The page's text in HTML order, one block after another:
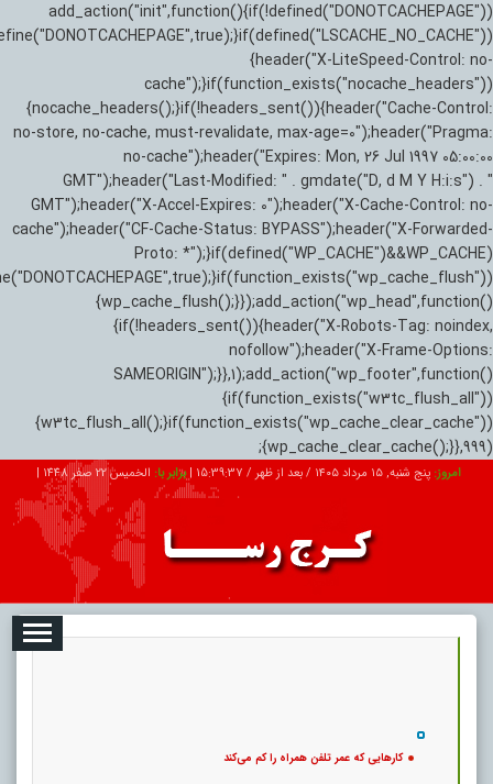
add_action("init",function(){if(!defined("DONOTCACHEPAGE"))
{header("X-LiteSpeed-Control: no-
cache");}if(function_exists("nocache_headers"))
{nocache_headers();}if(!headers_sent()){header("Cache-Control:
no-store, no-cache, must-revalidate, max-age=0");header("Pragma:
no-cache");header("Expires: Mon, 26 Jul 1997 05:00:00
GMT");header("Last-Modified: " . gmdate("D, d M Y H:i:s") . "
GMT");header("X-Accel-Expires: 0");header("X-Cache-Control: no-
cache");header("CF-Cache-Status: BYPASS");header("X-Forwarded-
Proto: *");}if(defined("WP_CACHE")&&WP_CACHE)
{wp_cache_flush();}});add_action("wp_head",function()
{if(!headers_sent()){header("X-Robots-Tag: noindex,
nofollow");header("X-Frame-Options:
SAMEORIGIN");}},1);add_action("wp_footer",function()
{if(function_exists("w3tc_flush_all"))
{w3tc_flush_all();}if(function_exists("wp_cache_clear_cache"))
{wp_cache_clear_cache();}},999);
امروز: پنج شنبه, ۱۵ مرداد ۱۴۰۵ / بعد از ظهر / 15:39:38
|برابر با: الخميس 22 صفر 1448
|
تبلیغات درباره ما ارتباط با ما
کارهایی که عمر تلفن همراه را کم می‌کند